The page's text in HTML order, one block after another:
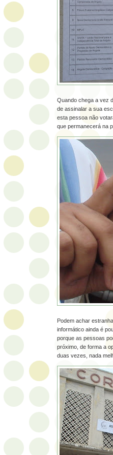
Quando chega a vez
de assinalar a sua
esta pessoa não
que permanecerá na
Podem achar
informático ainda é
porque as pessoas
próximo, de forma a
duas vezes, nada